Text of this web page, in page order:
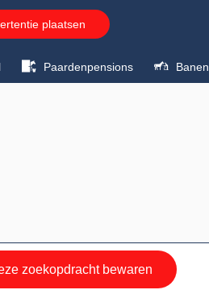
plaatsen
Paardenpensions Banen
zoekopdracht bewaren